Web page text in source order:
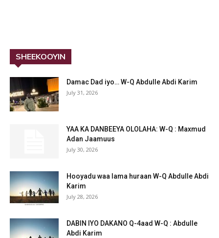
SHEEKOOYIN
Damac Dad iyo… W-Q Abdulle Abdi Karim
July 31, 2026
YAA KA DANBEEYA OLOLAHA: W-Q : Maxmud
Adan Jaamuus
July 30, 2026
Hooyadu waa lama huraan W-Q Abdulle Abdi
Karim
July 28, 2026
DABIN IYO DAKANO Q-4aad W-Q : Abdulle
Abdi Karim